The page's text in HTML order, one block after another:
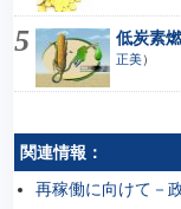
低炭素
正美）
関連情報：
再稼働に向けて－